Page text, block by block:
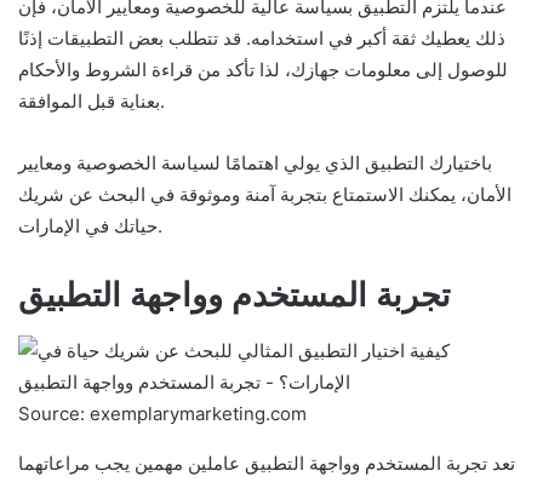
عندما يلتزم التطبيق بسياسة عالية للخصوصية ومعايير الأمان، فإن
ذلك يعطيك ثقة أكبر في استخدامه. قد تتطلب بعض التطبيقات إذنًا
للوصول إلى معلومات جهازك، لذا تأكد من قراءة الشروط والأحكام
بعناية قبل الموافقة.
باختيارك التطبيق الذي يولي اهتمامًا لسياسة الخصوصية ومعايير
الأمان، يمكنك الاستمتاع بتجربة آمنة وموثوقة في البحث عن شريك
حياتك في الإمارات.
تجربة المستخدم وواجهة التطبيق
Source: exemplarymarketing.com
تعد تجربة المستخدم وواجهة التطبيق عاملين مهمين يجب مراعاتهما